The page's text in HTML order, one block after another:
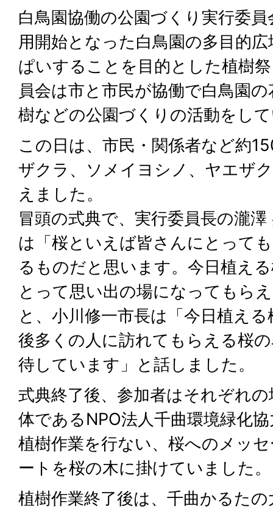
白鳥園協働の公園づくり実行委
用開始となった白鳥園の多目的
ぱいすることを目的とした植樹
員会は市と市民が協働で白鳥園
樹などの公園づくりの活動をし
この日は、市民・関係者など約
ザクラ、ソメイヨシノ、ヤエザ
えました。
冒頭の式典で、実行委員長の瀧
は「桜といえば皆さんにとって
るものだと思います。今日植え
とって思い出の場になってもら
と、小川修一市長は「今日植え
後多くの人に訪れてもらえる桜
待しています」と話しました。
式典終了後、参加者はそれぞれ
体であるNPO法人千曲環境緑化
植樹作業を行ない、桜へのメッ
ートを桜の木に掛けていました。
植樹作業終了後は、千曲かるた